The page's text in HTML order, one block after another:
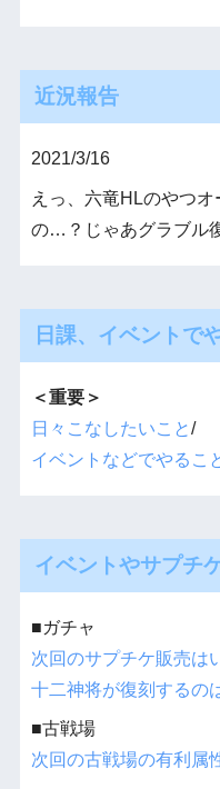
近況報告
2021/3/16
えっ、六竜HLのやつ
の…？じゃあグラブル
日課、イベントで
＜重要＞
日々こなしたいこと/
イベントなどでやるこ
イベントやサプチ
■ガチャ
次回のサプチケ販売は
十二神将が復刻するの
■古戦場
次回の古戦場の有利属